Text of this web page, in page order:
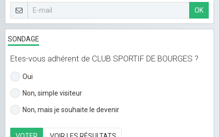
OK
SONDAGE
Etes-vous adhérent de CLUB SPORTIF DE BOURGES ?
Oui
Non, simple visiteur
Non, mais je souhaite le devenir